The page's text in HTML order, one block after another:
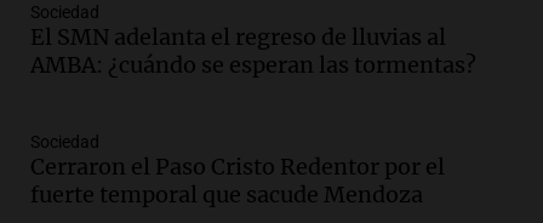
Episodios
Audio.El cardenal Ángel Rossi advirtió
Santa Misa
Episodios
Audio.La Bulaya se prepara para el cierre
Sociedad
El SMN adelanta el regreso de lluvias al
AMBA: ¿cuándo se esperan las tormentas?
Sociedad
Cerraron el Paso Cristo Redentor por el
fuerte temporal que sacude Mendoza